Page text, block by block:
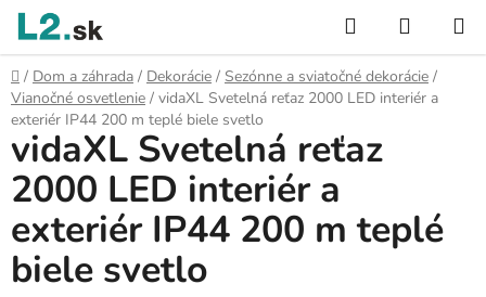
Prejsť
obsah
Hľadať
KOŠÍK
Domov
/ Dom a záhrada / Dekorácie / Sezónne a sviatočné dekorácie /
Vianočné osvetlenie / vidaXL Svetelná reťaz 2000 LED interiér a
exteriér IP44 200 m teplé biele svetlo
vidaXL Svetelná reťaz
2000 LED interiér a
exteriér IP44 200 m teplé
biele svetlo